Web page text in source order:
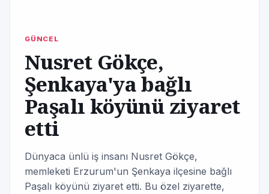
GÜNCEL
Nusret Gökçe,
Şenkaya'ya bağlı
Paşalı köyünü ziyaret
etti
Dünyaca ünlü iş insanı Nusret Gökçe,
memleketi Erzurum'un Şenkaya ilçesine bağlı
Paşalı köyünü ziyaret etti. Bu özel ziyarette,